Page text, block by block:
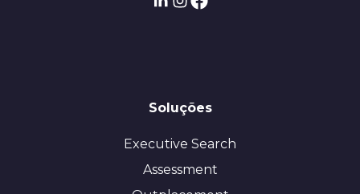
Soluções
Executive Search
Assessment